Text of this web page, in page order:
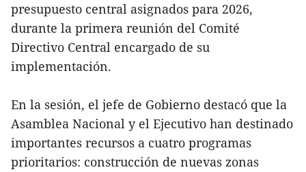
presupuesto central asignados para 2026,
durante la primera reunión del Comité
Directivo Central encargado de su
implementación.
En la sesión, el jefe de Gobierno destacó que la
Asamblea Nacional y el Ejecutivo han destinado
importantes recursos a cuatro programas
prioritarios: construcción de nuevas zonas